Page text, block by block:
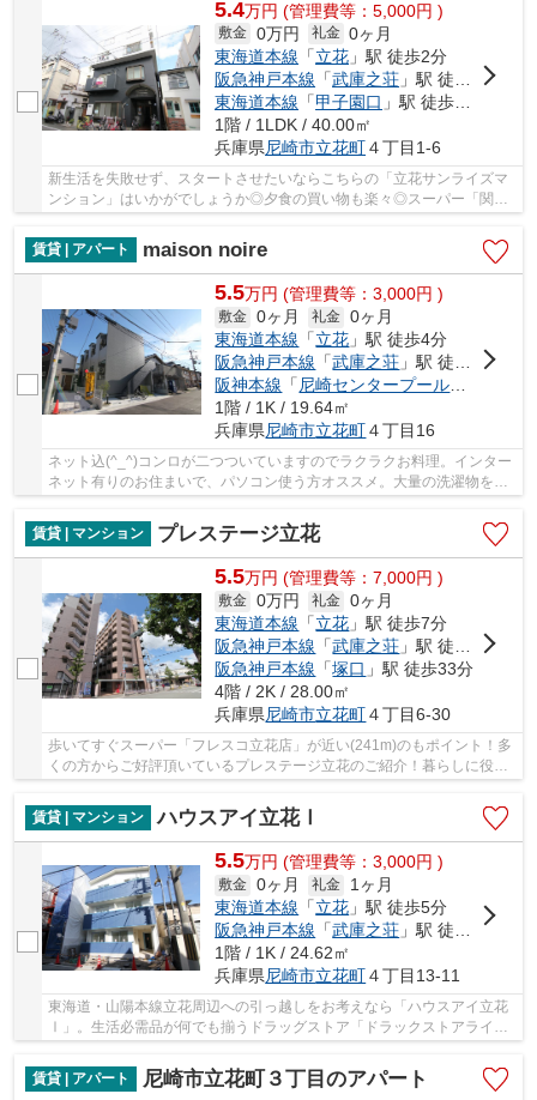
5.4万円 (管理費等：5,000円 )
敷金 0万円 礼金 0ヶ月
東海道本線 「立花 」駅 徒歩2分
阪急神戸本線 「武庫之荘 」駅 徒歩22分
東海道本線 「甲子園口 」駅 徒歩37分
1階 / 1LDK / 40.00㎡
兵庫県尼崎市立花町４丁目1-6
新生活を失敗せず、スタートさせたいならこちらの「立花サンライズマ
ンション」はいかがでしょうか◎夕食の買い物も楽々◎スーパー「関西
スーパーマーケットフェスタ立花店」が近く(371m...
賃貸 | アパート
maison noire
5.5万円 (管理費等：3,000円 )
敷金 0ヶ月 礼金 0ヶ月
東海道本線 「立花 」駅 徒歩4分
阪急神戸本線 「武庫之荘 」駅 徒歩22分
阪神本線 「尼崎センタープール前
1階 / 1K / 19.64㎡
兵庫県尼崎市立花町４丁目16
ネット込(^_^)コンロが二つついていますのでラクラクお料理。インター
ネット有りのお住まいで、パソコン使う方オススメ。大量の洗濯物をし
賃貸 | マンション
プレステージ立花
5.5万円 (管理費等：7,000円 )
敷金 0万円 礼金 0ヶ月
東海道本線 「立花 」駅 徒歩7分
阪急神戸本線 「武庫之荘 」駅 徒歩15分
阪急神戸本線 「塚口 」駅 徒歩33分
4階 / 2K / 28.00㎡
兵庫県尼崎市立花町４丁目6-30
歩いてすぐスーパー「フレスコ立花店」が近い(241m)のもポイント！多
くの方からご好評頂いているプレステージ立花のご紹介！暮らしに役立
賃貸 | マンション
ハウスアイ立花Ⅰ
5.5万円 (管理費等：3,000円 )
敷金 0ヶ月 礼金
1ヶ月
東海道本線 「立花 」駅 徒歩5分
阪急神戸本線 「武庫之荘 」駅 徒歩21分
1階 / 1K / 24.62㎡
兵庫県尼崎市立花町４丁目13-11
東海道・山陽本線立花周辺への引っ越しをお考えなら「ハウスアイ立花
Ⅰ」。生活必需品が何でも揃うドラッグストア「ドラックストアライフ
賃貸 | アパート
尼崎市立花町３丁目のアパート